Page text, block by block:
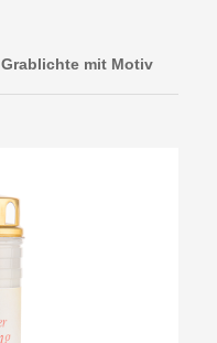
Grablichte mit Motiv